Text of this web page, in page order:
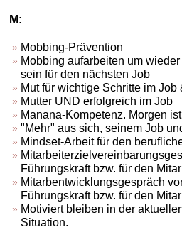
M:
Mobbing-Prävention
Mobbing aufarbeiten um
sein für den nächsten Job
Mut für wichtige Schritte im Job
Mutter UND erfolgreich im Job
Manana-Kompetenz. Morgen
"Mehr" aus sich, seinem Job
Mindset-Arbeit für den
Führungskraft bzw. für den
Mitarbentwicklungsgespräch
Führungskraft bzw. für den
Motiviert bleiben in der
Situation.